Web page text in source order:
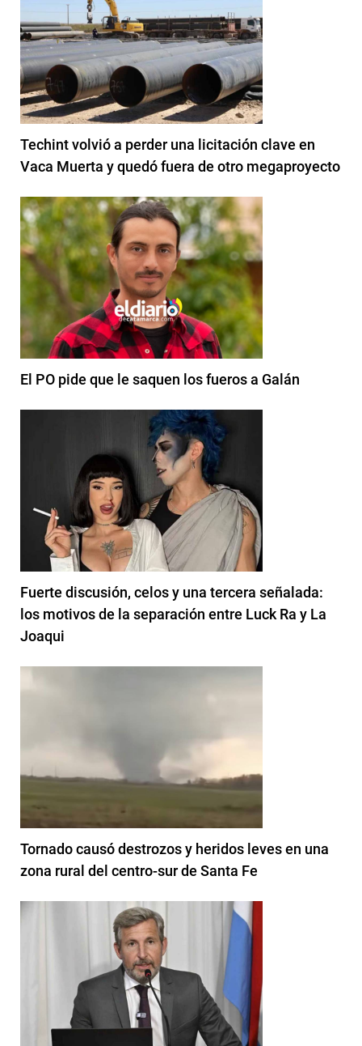
Techint volvió a perder una licitación clave en
Vaca Muerta y quedó fuera de otro megaproyecto
El PO pide que le saquen los fueros a Galán
Fuerte discusión, celos y una tercera señalada:
los motivos de la separación entre Luck Ra y La
Joaqui
Tornado causó destrozos y heridos leves en una
zona rural del centro-sur de Santa Fe